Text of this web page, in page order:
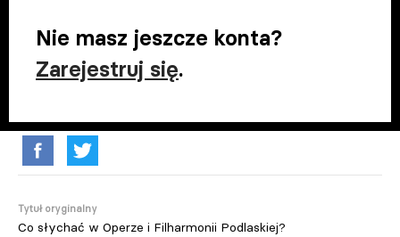
Nie masz jeszcze konta?
Zarejestruj się.
Tytuł oryginalny
Co słychać w Operze i Filharmonii Podlaskiej?